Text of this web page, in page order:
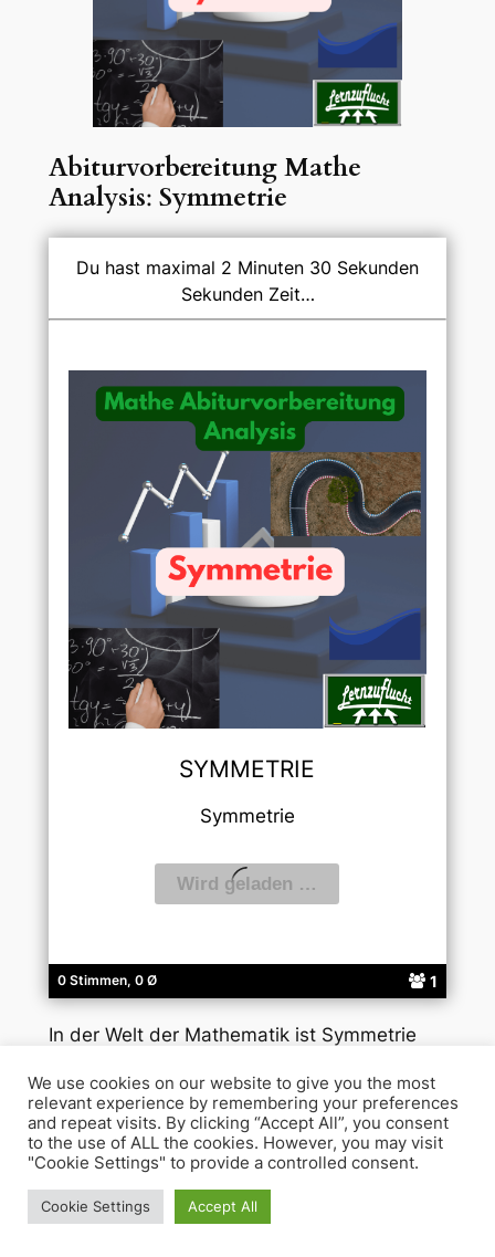
Abiturvorbereitung Mathe
Analysis: Symmetrie
0 Stimmen, 0 Ø 1
Du hast maximal 2 Minuten 30 Sekunden
Sekunden Zeit…
SYMMETRIE
Symmetrie
In der Welt der Mathematik ist Symmetrie
auch ein tiefgründiges Prinzip, das Ordnung
und Harmonie in der Komplexität der Zahlen
und Formen offenbart. Sie ist ein Spiegelbild
der Natur, von den symmetrischen Mustern
in Blumen bis hin zu den strukturierten
We use cookies on our website to give you the most
relevant experience by remembering your preferences
and repeat visits. By clicking “Accept All”, you consent
to the use of ALL the cookies. However, you may visit
"Cookie Settings" to provide a controlled consent.
Cookie Settings Accept All